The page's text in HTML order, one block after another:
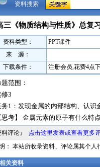
资料搜索
三《物质结构与性质》总复
资料类型：
PPT课件
来 源：
下载条件：
注册会员,花费4点
范围：
修3
务1：发现金属的内部结构、认识
思考】 金属元素的原子有什么特
料评论』 点击这里发表或查看更多
： 本站所收录资料、评论属其个人
关资料